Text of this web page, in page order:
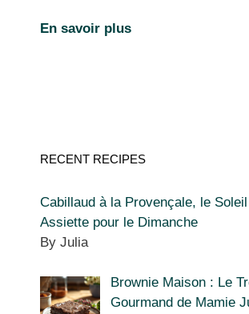
En savoir plus
RECENT RECIPES
Cabillaud à la Provençale, le
Assiette pour le Dimanche
By Julia
Brownie Maison : Le
Gourmand de Mamie